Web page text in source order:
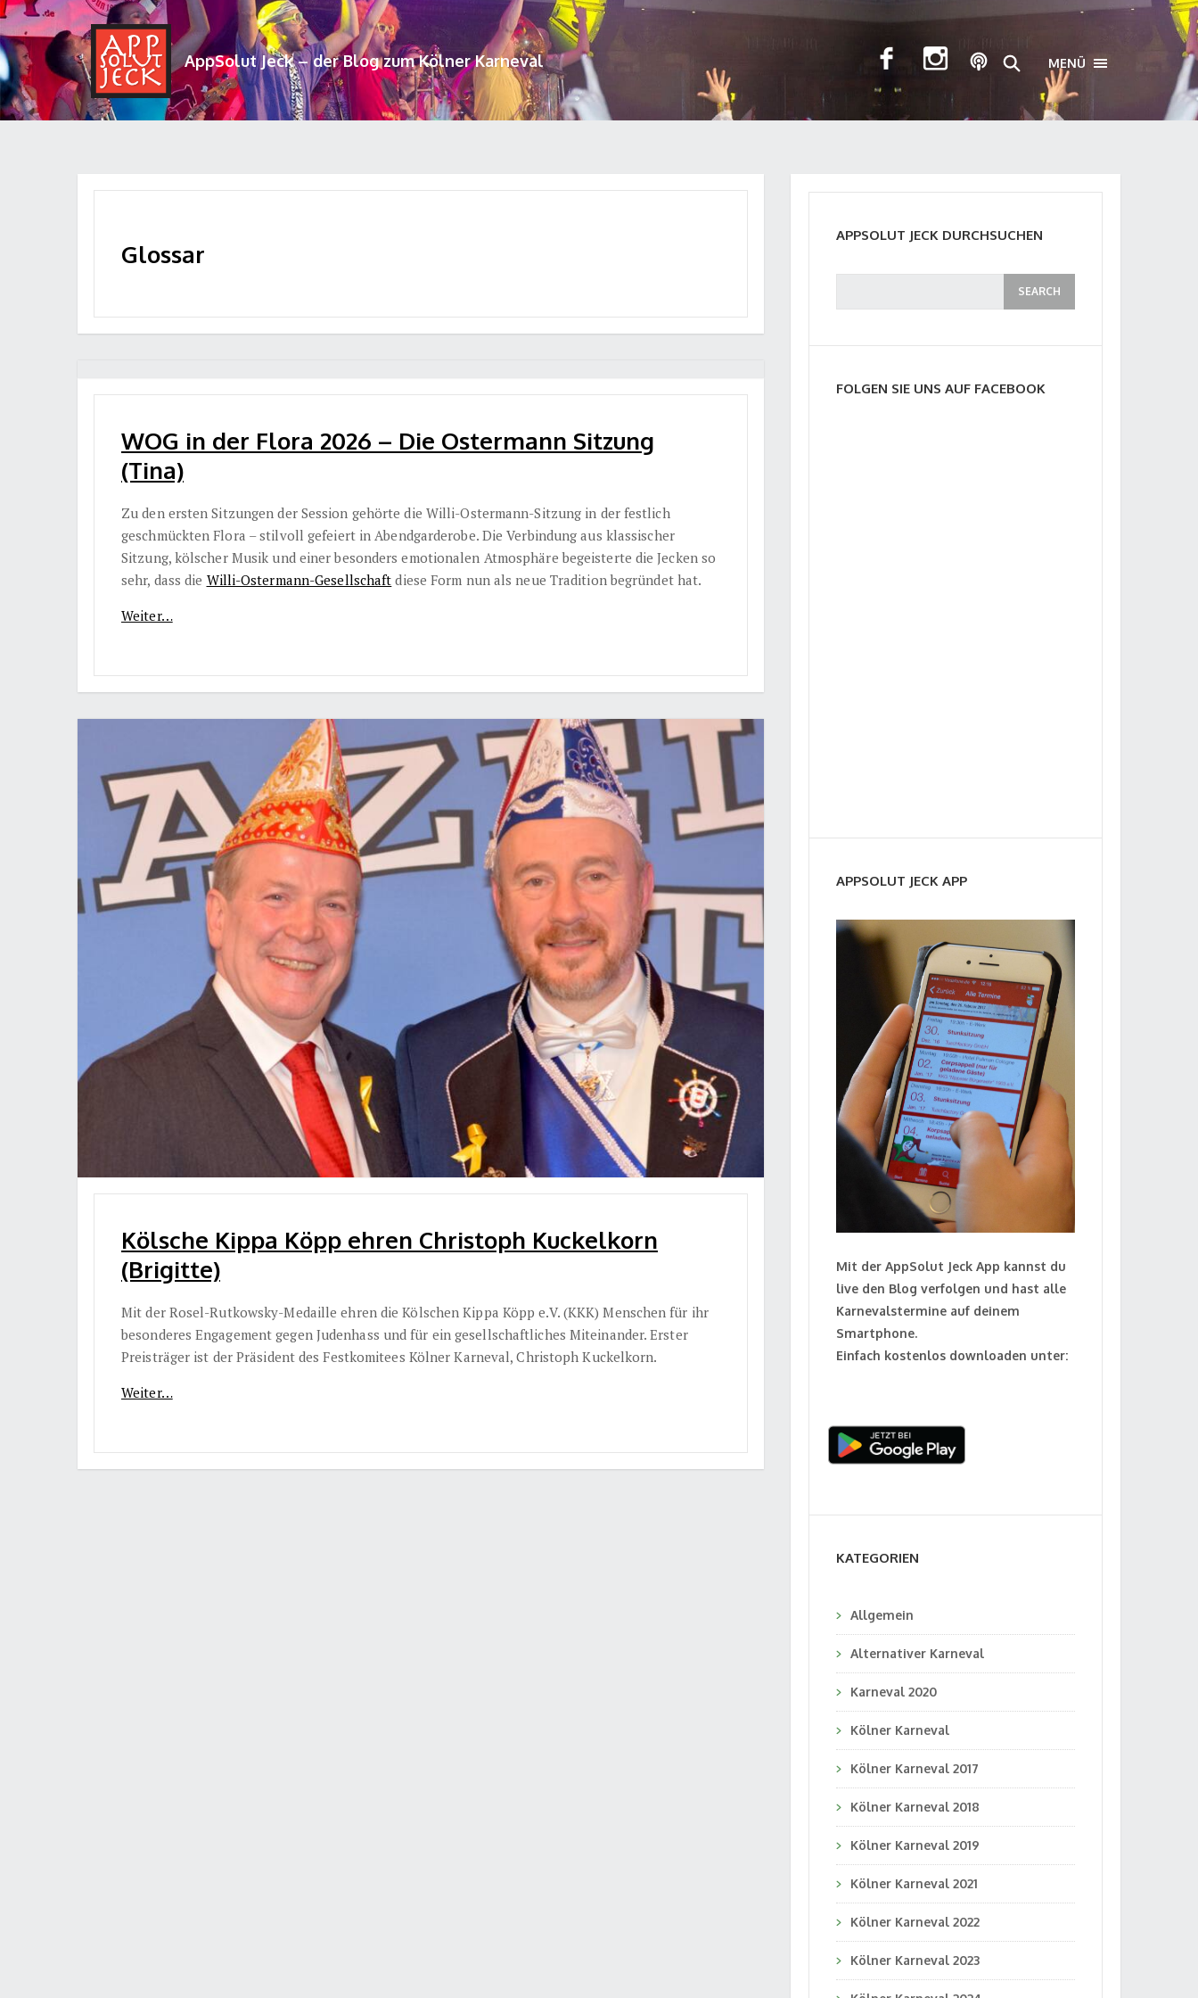
AppSolut Jeck – der Blog zum Kölner Karneval MENÜ TOGGLE
Glossar
WOG in der Flora 2026 – Die Ostermann Sitzung
(Tina)
Zu den ersten Sitzungen der Session gehörte die Willi-Ostermann-Sitzung in der festlich
geschmückten Flora – stilvoll gefeiert in Abendgarderobe. Die Verbindung aus klassischer
Sitzung, kölscher Musik und einer besonders emotionalen Atmosphäre begeisterte die Jecken so
sehr, dass die Willi-Ostermann-Gesellschaft diese Form nun als neue Tradition begründet hat.
Weiter…
Kölsche Kippa Köpp ehren Christoph Kuckelkorn
(Brigitte)
Mit der Rosel-Rutkowsky-Medaille ehren die Kölschen Kippa Köpp e.V. (KKK) Menschen für ihr
besonderes Engagement gegen Judenhass und für ein gesellschaftliches Miteinander. Erster
Preisträger ist der Präsident des Festkomitees Kölner Karneval, Christoph Kuckelkorn.
Weiter…
APPSOLUT JECK DURCHSUCHEN
FOLGEN SIE UNS AUF FACEBOOK
APPSOLUT JECK APP
Mit der AppSolut Jeck App kannst du
live den Blog verfolgen und hast alle
Karnevalstermine auf deinem
Smartphone.
Einfach kostenlos downloaden unter:
KATEGORIEN
Allgemein
Alternativer Karneval
Karneval 2020
Kölner Karneval
Kölner Karneval 2017
Kölner Karneval 2018
Kölner Karneval 2019
Kölner Karneval 2021
Kölner Karneval 2022
Kölner Karneval 2023